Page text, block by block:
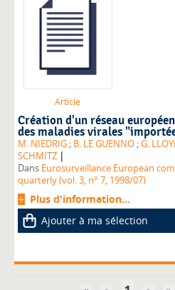
Article
Création d'un réseau
des maladies virales
M. NIEDRIG ; B. LE GUENNO ;G.
SCHMITZ |
Dans Eurosurveillance European
quarterly (vol. 3, n° 7, 1998/07)
Plus d'information...
Ajouter à ma sélection